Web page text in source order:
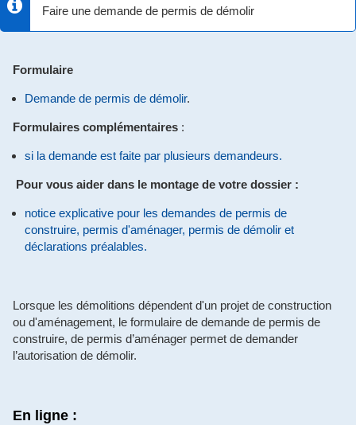
Faire une demande de permis de démolir
Formulaire
Demande de permis de démolir.
Formulaires complémentaires :
si la demande est faite par plusieurs demandeurs.
Pour vous aider dans le montage de votre dossier :
notice explicative pour les demandes de permis de
construire, permis d'aménager, permis de démolir et
déclarations préalables.
Lorsque les démolitions dépendent d'un projet de construction
ou d'aménagement, le formulaire de demande de permis de
construire, de permis d’aménager permet de demander
l’autorisation de démolir.
En ligne :